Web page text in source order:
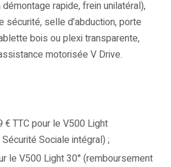
rapide, frein unilatéral),
sécurité, selle d’abduction, porte
bois ou plexi transparente,
motorisée V Drive.
€ TTC pour le V500 Light
Sociale intégral) ;
le V500 Light 30° (remboursement